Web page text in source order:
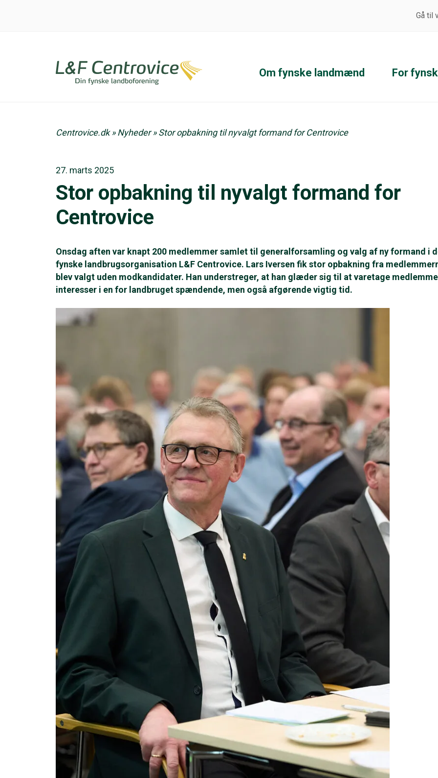
Gå til
Om fynske landmænd For
Centrovice.dk»Nyheder»Stor opbakning til nyvalgt formand for Centrovice
27. marts 2025
Stor opbakning til nyvalgt formand for
Centrovice
Onsdag aften var knapt 200 medlemmer samlet til generalforsamling og valg af ny formand i
fynske landbrugsorganisation L&F Centrovice. Lars Iversen fik stor opbakning fra
blev valgt uden modkandidater. Han understreger, at han glæder sig til at varetage
interesser i en for landbruget spændende, men også afgørende vigtig tid.